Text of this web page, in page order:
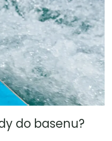
do basenu?